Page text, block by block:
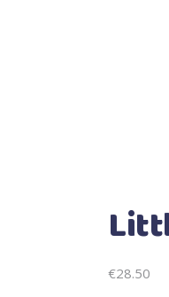
€28.50